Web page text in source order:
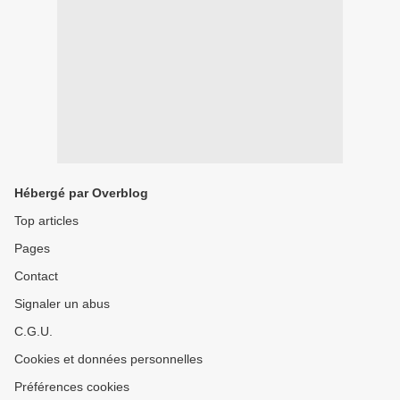
Hébergé par Overblog
Top articles
Pages
Contact
Signaler un abus
C.G.U.
Cookies et données personnelles
Préférences cookies